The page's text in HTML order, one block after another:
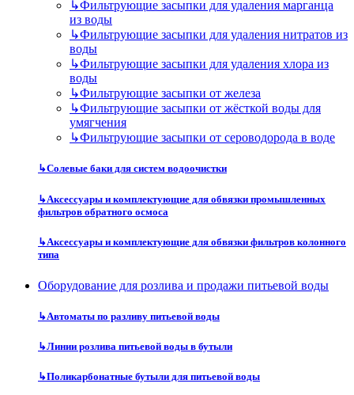
↳Фильтрующие засыпки для удаления марганца
из воды
↳Фильтрующие засыпки для удаления нитратов из
воды
↳Фильтрующие засыпки для удаления хлора из
воды
↳Фильтрующие засыпки от железа
↳Фильтрующие засыпки от жёсткой воды для
умягчения
↳Фильтрующие засыпки от сероводорода в воде
↳Солевые баки для систем водоочистки
↳Аксессуары и комплектующие для обвязки промышленных
фильтров обратного осмоса
↳Аксессуары и комплектующие для обвязки фильтров колонного
типа
Оборудование для розлива и продажи питьевой воды
↳Автоматы по разливу питьевой воды
↳Линии розлива питьевой воды в бутыли
↳Поликарбонатные бутыли для питьевой воды